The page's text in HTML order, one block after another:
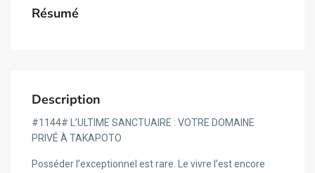
Résumé
Description
#1144# L’ULTIME SANCTUAIRE : VOTRE DOMAINE
PRIVÉ À TAKAPOTO
Posséder l’exceptionnel est rare. Le vivre l’est encore